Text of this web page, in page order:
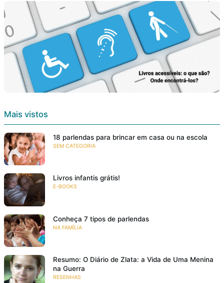
Mais vistos
18 parlendas para brincar em casa ou na escola
SEM CATEGORIA
Livros infantis grátis!
E-BOOKS
Conheça 7 tipos de parlendas
NA FAMÍLIA
Resumo: O Diário de Zlata: a Vida de Uma Menina
na Guerra
RESENHAS